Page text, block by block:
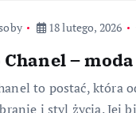
18 lutego, 2026
Chanel –
to postać, która
i styl życia. Jej